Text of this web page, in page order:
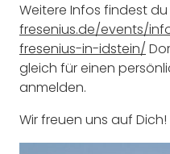
Weitere Infos findest du
fresenius.de/events/
fresenius-in-idstein/
gleich für einen
anmelden.
Wir freuen uns auf Dich!